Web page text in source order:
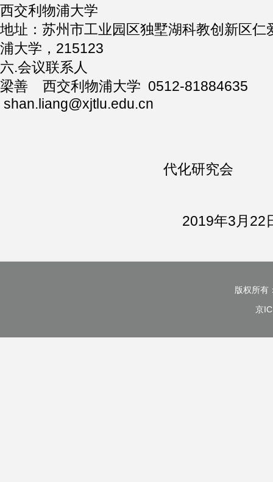
西交利物浦大学
地址：苏州市工业园区独墅湖科教创新区仁
浦大学，215123
六.会议联系人
梁善 西交利物浦大学 0512-81884635
shan.liang@xjtlu.edu.cn
代化研究会
2019年3月22
版权所有
京